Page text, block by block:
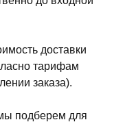
доставки
тарифам
заказа).
подберем для